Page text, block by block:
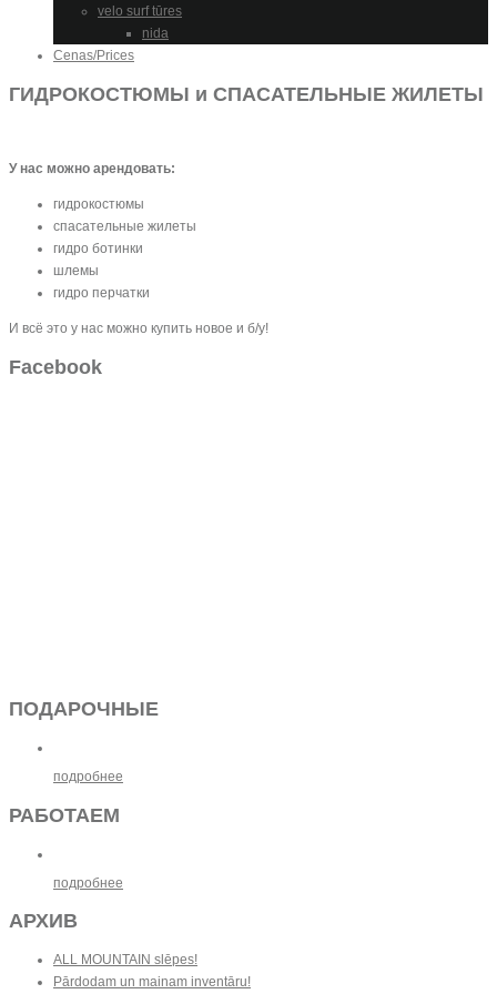
velo surf tūres
nida
Cenas/Prices
ГИДРОКОСТЮМЫ и СПАСАТЕЛЬНЫЕ ЖИЛЕТЫ
У нас можно арендовать:
гидрокостюмы
спасательные жилеты
гидро ботинки
шлемы
гидро перчатки
И всё это у нас можно купить новое и б/у!
Facebook
ПОДАРОЧНЫЕ
подробнее
РАБОТАЕМ
подробнее
АРХИВ
ALL MOUNTAIN slēpes!
Pārdodam un mainam inventāru!